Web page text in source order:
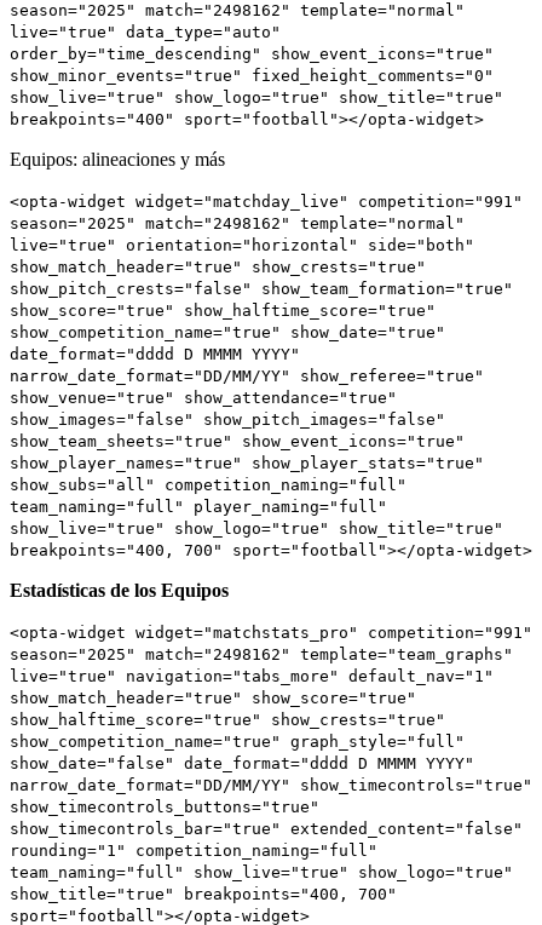
season="2025" match="2498162" template="normal"
live="true" data_type="auto"
order_by="time_descending" show_event_icons="true"
show_minor_events="true" fixed_height_comments="0"
show_live="true" show_logo="true" show_title="true"
breakpoints="400" sport="football"></opta-widget>
Equipos: alineaciones y más
<opta-widget widget="matchday_live" competition="991"
season="2025" match="2498162" template="normal"
live="true" orientation="horizontal" side="both"
show_match_header="true" show_crests="true"
show_pitch_crests="false" show_team_formation="true"
show_score="true" show_halftime_score="true"
show_competition_name="true" show_date="true"
date_format="dddd D MMMM YYYY"
narrow_date_format="DD/MM/YY" show_referee="true"
show_venue="true" show_attendance="true"
show_images="false" show_pitch_images="false"
show_team_sheets="true" show_event_icons="true"
show_player_names="true" show_player_stats="true"
show_subs="all" competition_naming="full"
team_naming="full" player_naming="full"
show_live="true" show_logo="true" show_title="true"
breakpoints="400, 700" sport="football"></opta-widget>
Estadísticas de los Equipos
<opta-widget widget="matchstats_pro" competition="991"
season="2025" match="2498162" template="team_graphs"
live="true" navigation="tabs_more" default_nav="1"
show_match_header="true" show_score="true"
show_halftime_score="true" show_crests="true"
show_competition_name="true" graph_style="full"
show_date="false" date_format="dddd D MMMM YYYY"
narrow_date_format="DD/MM/YY" show_timecontrols="true"
show_timecontrols_buttons="true"
show_timecontrols_bar="true" extended_content="false"
rounding="1" competition_naming="full"
team_naming="full" show_live="true" show_logo="true"
show_title="true" breakpoints="400, 700"
sport="football"></opta-widget>